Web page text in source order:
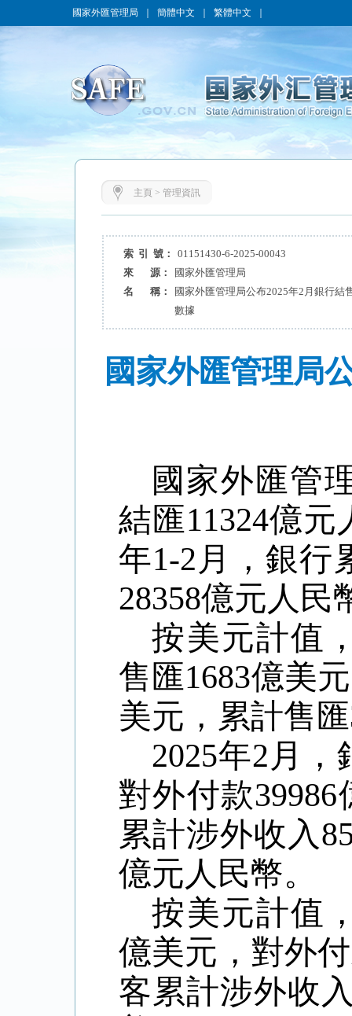
國家外匯管理局 簡體中文 繁體中文
主頁 > 管理資訊
索 引 號：
01151430-6-2025-00043
來 源：
國家外匯管理局
名 稱：
國家外匯管理局公布2025年2月銀行結
數據
國家外匯管理局
國家外匯管
結匯11324億元
年1-2月，銀行
28358億元人民
按美元計值
售匯1683億美
美元，累計售
2025年2月
對外付款
累計涉外收入
億元人民幣。
按美元計值
億美元，對外
客累計涉外收